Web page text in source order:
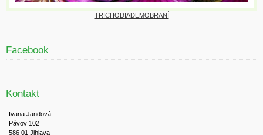
TRICHODIADEMOBRANÍ
Facebook
Kontakt
Ivana Jandová
Pávov 102
586 01 Jihlava